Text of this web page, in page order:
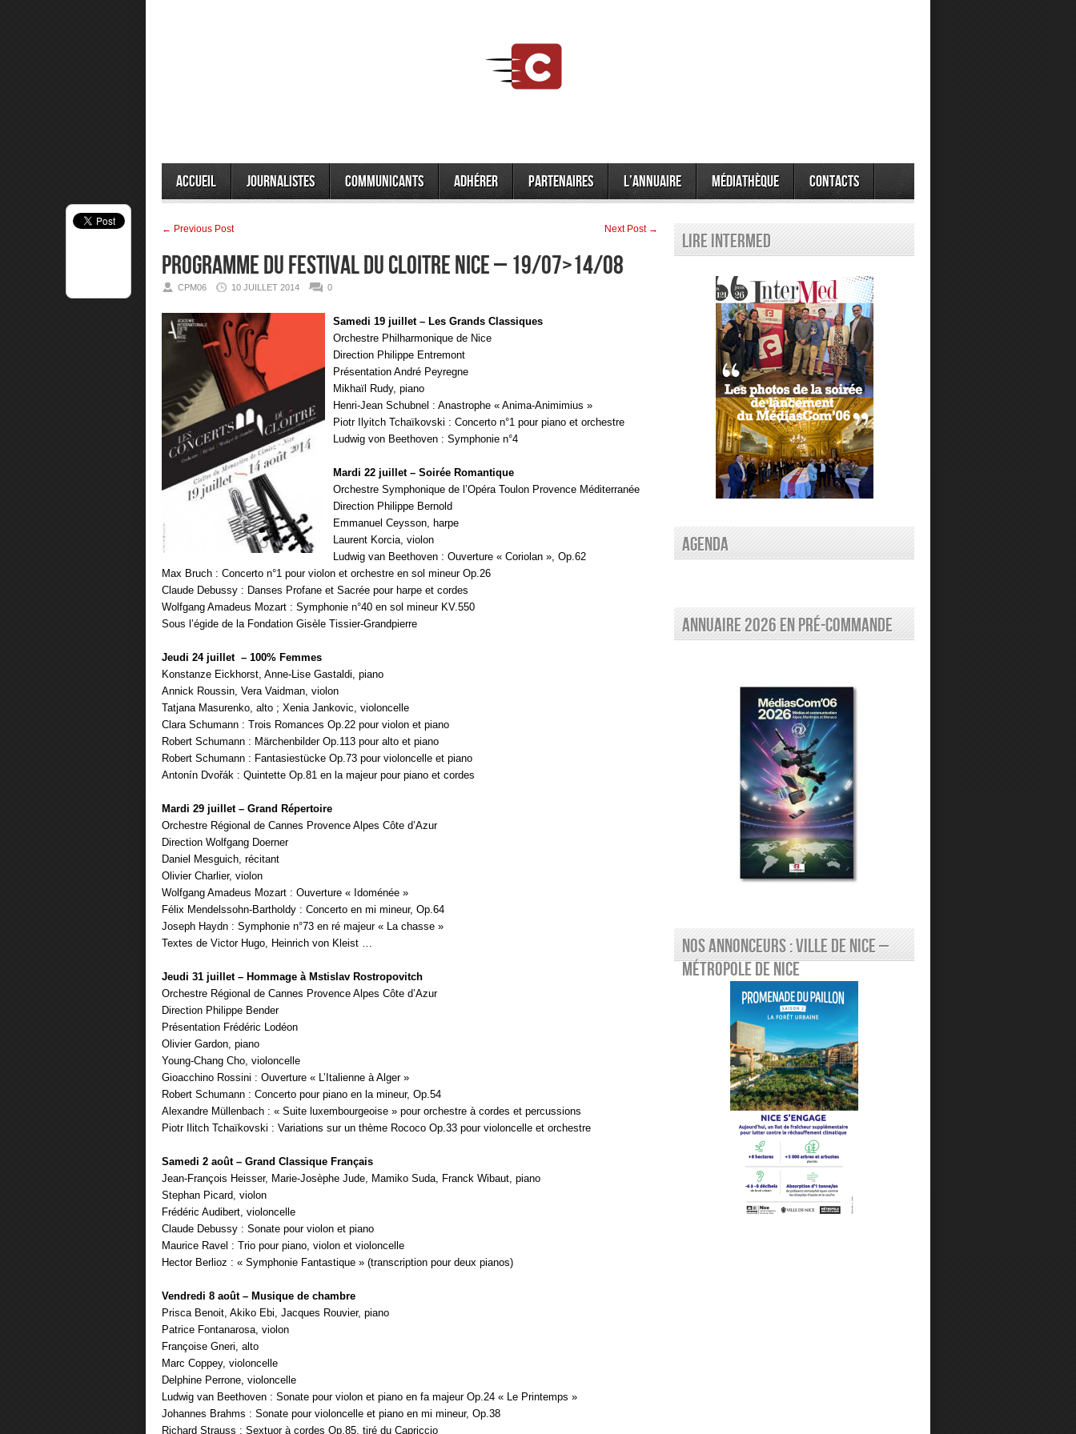
Accueil Journalistes Communicants Adhérer Partenaires L’annuaire Médiathèque Contacts
← Previous Post Next Post →
PROGRAMME DU FESTIVAL DU CLOITRE NICE – 19/07>14/08
CPM06 10 JUILLET 2014 0
Samedi 19 juillet – Les Grands Classiques
Orchestre Philharmonique de Nice
Direction Philippe Entremont
Présentation André Peyregne
Mikhaïl Rudy, piano
Henri-Jean Schubnel : Anastrophe « Anima-Animimius »
Piotr Ilyitch Tchaïkovski : Concerto n°1 pour piano et orchestre
Ludwig von Beethoven : Symphonie n°4
Mardi 22 juillet – Soirée Romantique
Orchestre Symphonique de l’Opéra Toulon Provence Méditerranée
Direction Philippe Bernold
Emmanuel Ceysson, harpe
Laurent Korcia, violon
Ludwig van Beethoven : Ouverture « Coriolan », Op.62
Max Bruch : Concerto n°1 pour violon et orchestre en sol mineur Op.26
Claude Debussy : Danses Profane et Sacrée pour harpe et cordes
Wolfgang Amadeus Mozart : Symphonie n°40 en sol mineur KV.550
Sous l’égide de la Fondation Gisèle Tissier-Grandpierre
Jeudi 24 juillet – 100% Femmes
Konstanze Eickhorst, Anne-Lise Gastaldi, piano
Annick Roussin, Vera Vaidman, violon
Tatjana Masurenko, alto ; Xenia Jankovic, violoncelle
Clara Schumann : Trois Romances Op.22 pour violon et piano
Robert Schumann : Märchenbilder Op.113 pour alto et piano
Robert Schumann : Fantasiestücke Op.73 pour violoncelle et piano
Antonín Dvořák : Quintette Op.81 en la majeur pour piano et cordes
Mardi 29 juillet – Grand Répertoire
Orchestre Régional de Cannes Provence Alpes Côte d’Azur
Direction Wolfgang Doerner
Daniel Mesguich, récitant
Olivier Charlier, violon
Wolfgang Amadeus Mozart : Ouverture « Idoménée »
Félix Mendelssohn-Bartholdy : Concerto en mi mineur, Op.64
Joseph Haydn : Symphonie n°73 en ré majeur « La chasse »
Textes de Victor Hugo, Heinrich von Kleist …
Jeudi 31 juillet – Hommage à Mstislav Rostropovitch
Orchestre Régional de Cannes Provence Alpes Côte d’Azur
Direction Philippe Bender
Présentation Frédéric Lodéon
Olivier Gardon, piano
Young-Chang Cho, violoncelle
Gioacchino Rossini : Ouverture « L’Italienne à Alger »
Robert Schumann : Concerto pour piano en la mineur, Op.54
Alexandre Müllenbach : « Suite luxembourgeoise » pour orchestre à cordes et percussions
Piotr Ilitch Tchaïkovski : Variations sur un thème Rococo Op.33 pour violoncelle et orchestre
Samedi 2 août – Grand Classique Français
Jean-François Heisser, Marie-Josèphe Jude, Mamiko Suda, Franck Wibaut, piano
Stephan Picard, violon
Frédéric Audibert, violoncelle
Claude Debussy : Sonate pour violon et piano
Maurice Ravel : Trio pour piano, violon et violoncelle
Hector Berlioz : « Symphonie Fantastique » (transcription pour deux pianos)
Vendredi 8 août – Musique de chambre
Prisca Benoit, Akiko Ebi, Jacques Rouvier, piano
Patrice Fontanarosa, violon
Françoise Gneri, alto
Marc Coppey, violoncelle
Delphine Perrone, violoncelle
Ludwig van Beethoven : Sonate pour violon et piano en fa majeur Op.24 « Le Printemps »
Johannes Brahms : Sonate pour violoncelle et piano en mi mineur, Op.38
Richard Strauss : Sextuor à cordes Op.85, tiré du Capriccio
Lire Intermed
AGENDA
Annuaire 2026 en pré-commande
Nos annonceurs : Ville de Nice –
Métropole de Nice